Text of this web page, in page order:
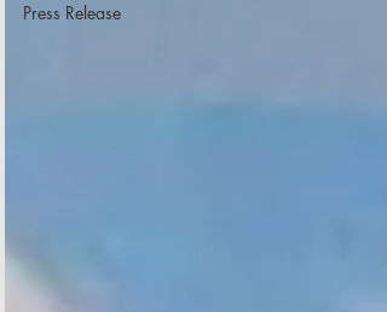
Press Release